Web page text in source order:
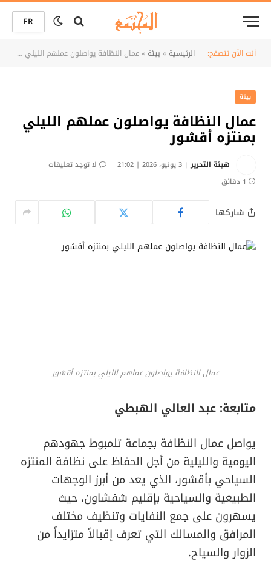
FR
أنت الآن تتصفح: الرئيسية» بيئة»عمال النظافة يواصلون عملهم الليلي بمنتزه أقشور
بيئة
عمال النظافة يواصلون عملهم الليلي
بمنتزه أقشور
هيئة التحرير 3 يونيو، 2026 | 21:02
لا توجد تعليقات
1 دقائق
شاركها
عمال النظافة يواصلون عملهم الليلي بمنتزه أقشور
متابعة: عبد العالي الهبطي
يواصل عمال النظافة بجماعة تلمبوط جهودهم
اليومية والليلية من أجل الحفاظ على نظافة المنتزه
السياحي بأقشور، الذي يعد من أبرز الوجهات
الطبيعية والسياحية بإقليم شفشاون، حيث
يسهرون على جمع النفايات وتنظيف مختلف
المرافق والمسالك التي تعرف إقبالاً متزايداً من
الزوار والسياح.